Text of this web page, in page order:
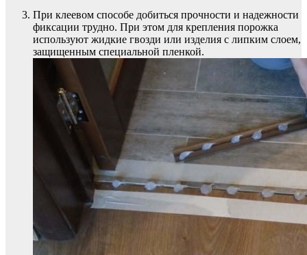
При клеевом способе добиться прочности и надежности
фиксации трудно. При этом для крепления порожка
используют жидкие гвозди или изделия с липким слоем,
защищенным специальной пленкой.